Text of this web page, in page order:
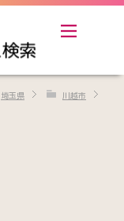
埼玉県 川越市